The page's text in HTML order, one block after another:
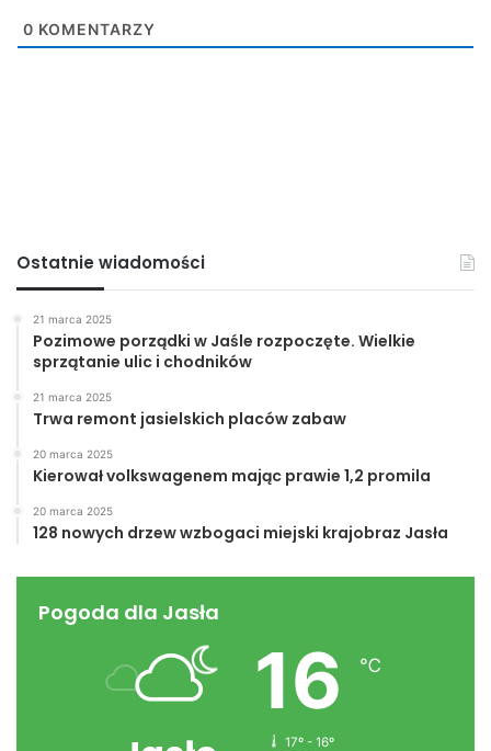
0 KOMENTARZY
Ostatnie wiadomości
21 marca 2025
Pozimowe porządki w Jaśle rozpoczęte. Wielkie
sprzątanie ulic i chodników
21 marca 2025
Trwa remont jasielskich placów zabaw
20 marca 2025
Kierował volkswagenem mając prawie 1,2 promila
20 marca 2025
128 nowych drzew wzbogaci miejski krajobraz Jasła
Pogoda dla Jasła
16 ℃
17º - 16º